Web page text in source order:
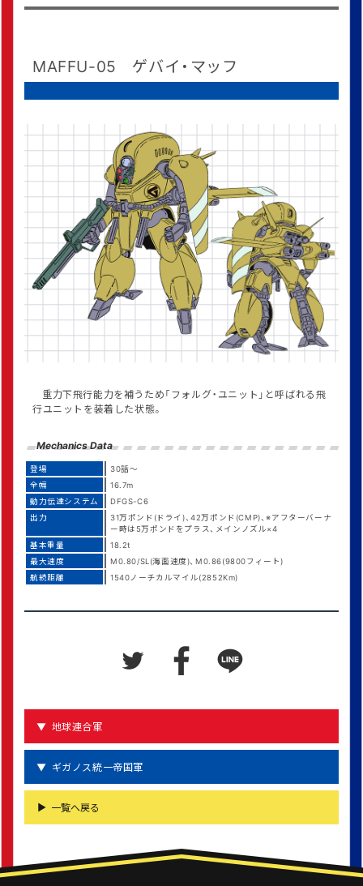
MAFFU-05 ゲバイ・マッフ
重力下飛行能力を補うため「フォルグ・ユニット」と呼ばれる飛
行ユニットを装着した状態。
Mechanics Data
登場
30話～
全幅
16.7m
動力伝達システム
DFGS-C6
出力
31万ポンド(ドライ)、42万ポンド(CMP)、※アフターバーナ
ー時は5万ポンドをプラス、メインノズル×4
基本重量
18.2t
最大速度
M0.80/SL(海面速度)、M0.86(9800フィート)
航続距離
1540ノーチカルマイル(2852Km)
地球連合軍
ギガノス統一帝国軍
一覧へ戻る